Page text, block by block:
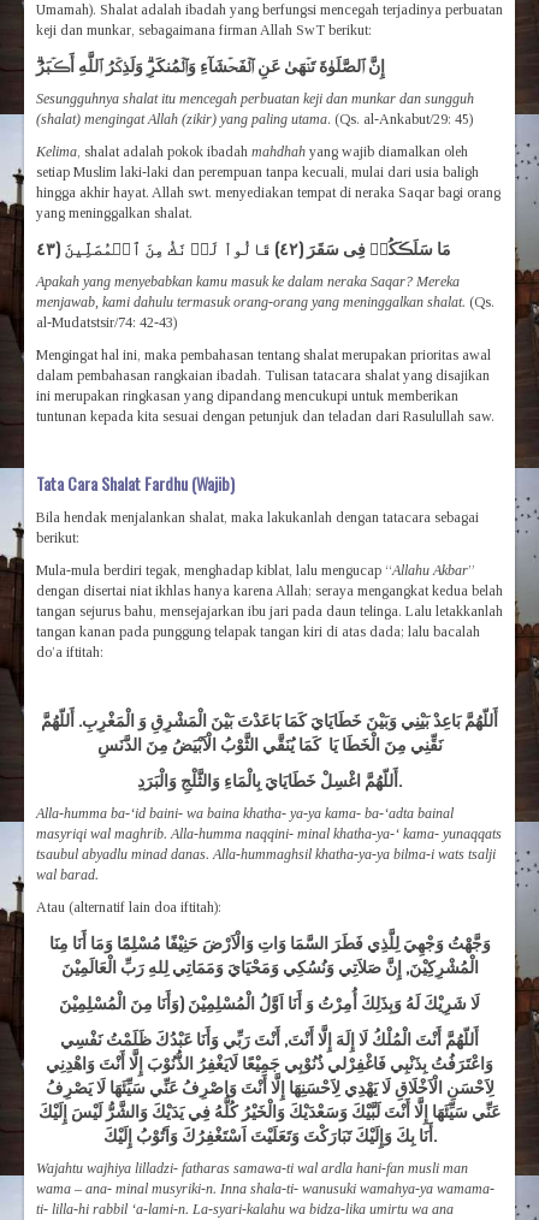
Umamah). Shalat adalah ibadah yang berfungsi mencegah terjadinya perbuatan
keji dan munkar, sebagaimana firman Allah SwT berikut:
إِنَّ ٱلصَّلَوٰةَ تَنۡهَىٰ عَنِ ٱلۡفَحۡشَآءِ وَٱلۡمُنكَرِ‌ۗ وَلَذِكۡرُ ٱللَّهِ أَڪۡبَرُ‌ۗ
Sesungguhnya shalat itu mencegah perbuatan keji dan munkar dan sungguh
(shalat) mengingat Allah (zikir) yang paling utama. (Qs. al-Ankabut/29: 45)
Kelima, shalat adalah pokok ibadah mahdhah yang wajib diamalkan oleh
setiap Muslim laki-laki dan perempuan tanpa kecuali, mulai dari usia baligh
hingga akhir hayat. Allah swt. menyediakan tempat di neraka Saqar bagi orang
yang meninggalkan shalat.
مَا سَلَڪَكُمۡ فِى سَقَرَ (٤٢) قَالُواْ لَمۡ نَكُ مِنَ ٱلۡمُصَلِّينَ (٤٣
Apakah yang menyebabkan kamu masuk ke dalam neraka Saqar? Mereka
menjawab, kami dahulu termasuk orang-orang yang meninggalkan shalat. (Qs.
al-Mudatstsir/74: 42-43)
Mengingat hal ini, maka pembahasan tentang shalat merupakan prioritas awal
dalam pembahasan rangkaian ibadah. Tulisan tatacara shalat yang disajikan
ini merupakan ringkasan yang dipandang mencukupi untuk memberikan
tuntunan kepada kita sesuai dengan petunjuk dan teladan dari Rasulullah saw.
Tata Cara Shalat Fardhu (Wajib)
Bila hendak menjalankan shalat, maka lakukanlah dengan tatacara sebagai
berikut:
Mula-mula berdiri tegak, menghadap kiblat, lalu mengucap “Allahu Akbar”
dengan disertai niat ikhlas hanya karena Allah; seraya mengangkat kedua belah
tangan sejurus bahu, mensejajarkan ibu jari pada daun telinga. Lalu letakkanlah
tangan kanan pada punggung telapak tangan kiri di atas dada; lalu bacalah
do’a iftitah:
أَللّهُمَّ بَاعِدْ بَيْنِي وَبَيْنَ خَطَايَايَ كَمَا بَاعَدْتَ بَيْنَ الْمَشْرِقِ وَ الْمَغْرِبِ. أَللّهُمَّ
نَقِّنِي مِنَ الْخَطَا يَا كَمَا يُنَقَّي الثَّوْبُ الْاَبْيَضُ مِنَ الدَّنَسِ
أَللّهُمَّ اغْسِلْ خَطَايَايَ بِالْمَاءِ وَالثَّلْجِ وَالْبَرَدِ.
Alla-humma ba-‘id baini- wa baina khatha- ya-ya kama- ba-‘adta bainal
masyriqi wal maghrib. Alla-humma naqqini- minal khatha-ya-‘ kama- yunaqqats
tsaubul abyadlu minad danas. Alla-hummaghsil khatha-ya-ya bilma-i wats tsalji
wal barad.
Atau (alternatif lain doa iftitah):
وَجَّهْتُ وَجْهِيَ لِلَّذِي فَطَرَ السَّمَا وَاتِ وَالْاَرْضَ حَنِيْفًا مُسْلِمًا وَمَا أَنَا مِنَا
الْمُشْرِكِيْنَ, إِنَّ صَلاَتِي وَنُسُكِي وَمَحْيَايَ وَمَمَاتِي لِلهِ رَبِّ الْعَالَمِيْنَ
لَا شَرِيْكَ لَهُ وَبِذَلِكَ أُمِرْتُ وَ أَنَا اَوَّلُ الْمُسْلِمِيْنَ (وَأَنَا مِنَ الْمُسْلِمِيْنَ
أَللّهُمَّ أَنْتَ الْمُلْكُ لَا إِلَهَ إِلَّا أَنْتَ, أَنْتَ رَبِّي وَأَنَا عَبْدُكَ ظَلَمْتُ نَفْسِي
وَاعْتَرَفُتُ بِذَنْبِي فَاغْفِرْلي ذُنُوْبِي جَمِيْعًا لَايَغْفِرُ الذُّنُوْبَ إِلَّا أَنْتَ وَاهْدِنِي
لِاَحْسَنِ الْاَخْلَاقِ لَا يَهْدِي لِاَحْسَنِهَا إِلَّا أَنْتَ وَاصْرِفُ عَنِّي سَيِّئَهَا لَا يَصْرِفُ
عَنِّي سَيِّئَهَا إِلَّا أَنْتَ لَبَّيْكَ وَسَعْدَيْكَ وَالْخَيْرُ كُلُّهُ فِي يَدَيْكَ وَالشَّرُّ لَيْسَ إِلَيْكَ
أَنَا بِكَ وَإِلَيْكَ تَبَارَكْتَ وَتَعَلَيْتَ اَسْتَغْفِرُكَ وَاَتُوْبُ إِلَيْكَ.
Wajahtu wajhiya lilladzi- fatharas samawa-ti wal ardla hani-fan musli man
wama – ana- minal musyriki-n. Inna shala-ti- wanusuki wamahya-ya wamama-
ti- lilla-hi rabbil ‘a-lami-n. La-syari-kalahu wa bidza-lika umirtu wa ana